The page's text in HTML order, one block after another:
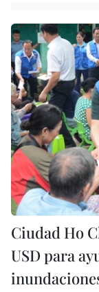
Ciudad Ho
USD para